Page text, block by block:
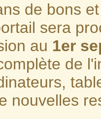
de bons
sera
au 1er
de
nouvelles